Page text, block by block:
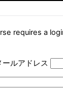
requires a
ルアドレス